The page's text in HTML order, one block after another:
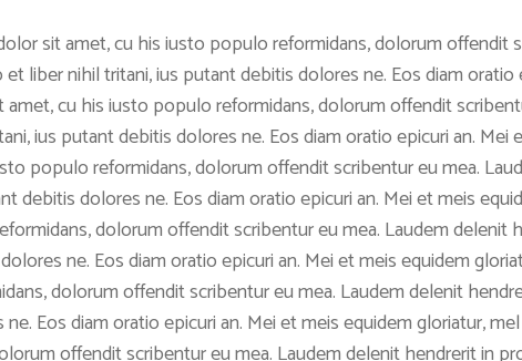
sit amet, cu his iusto populo reformidans, dolorum offendit
liber nihil tritani, ius putant debitis dolores ne. Eos diam
cu his iusto populo reformidans, dolorum offendit
ius putant debitis dolores ne. Eos diam oratio epicuri an.
populo reformidans, dolorum offendit scribentur eu mea.
debitis dolores ne. Eos diam oratio epicuri an. Mei et meis
dolorum offendit scribentur eu mea. Laudem
ne. Eos diam oratio epicuri an. Mei et meis equidem
dolorum offendit scribentur eu mea. Laudem delenit
Eos diam oratio epicuri an. Mei et meis equidem gloriatur,
offendit scribentur eu mea. Laudem delenit hendrerit in